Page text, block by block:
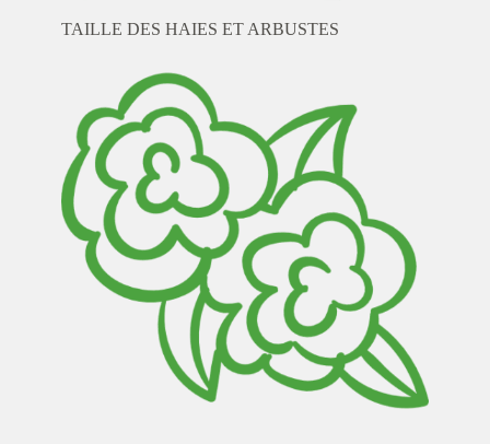
TAILLE DES HAIES ET ARBUSTES